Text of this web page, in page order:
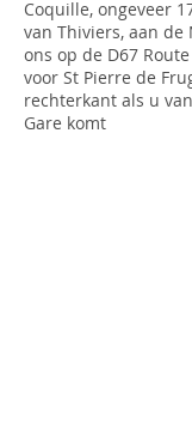
Coquille, ongeveer
van Thiviers, aan de
ons op de D67
voor St Pierre de
rechterkant als u
Gare komt